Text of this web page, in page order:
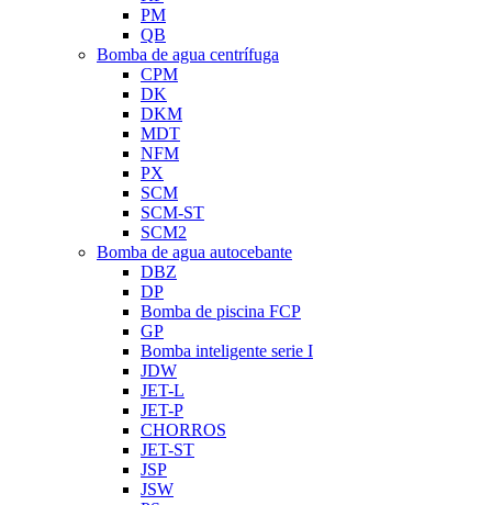
PM
QB
Bomba de agua centrífuga
CPM
DK
DKM
MDT
NFM
PX
SCM
SCM-ST
SCM2
Bomba de agua autocebante
DBZ
DP
Bomba de piscina FCP
GP
Bomba inteligente serie I
JDW
JET-L
JET-P
CHORROS
JET-ST
JSP
JSW